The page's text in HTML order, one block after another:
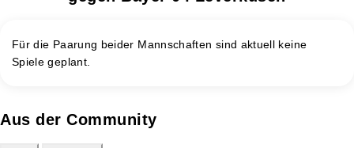
Für die Paarung beider Mannschaften sind aktuell keine
Spiele geplant.
Aus der Community